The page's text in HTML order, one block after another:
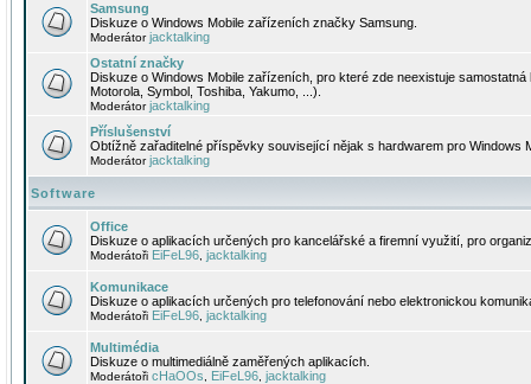
Samsung
Diskuze o Windows Mobile zařízeních značky Samsung.
Moderátorjacktalking
Ostatní značky
Diskuze o Windows Mobile zařízeních, pro které zde neexistuje
Motorola, Symbol, Toshiba, Yakumo, ...).
Moderátorjacktalking
Příslušenství
Obtížně zařaditelné příspěvky související nějak s hardwarem pro Windows
Moderátorjacktalking
Software
Office
Diskuze o aplikacích určených pro kancelářské a firemní využití, pro
Moderátoři EiFeL96 jacktalking
Komunikace
Diskuze o aplikacích určených pro telefonování nebo elektronickou
Moderátoři EiFeL96 jacktalking
Multimédia
Diskuze o multimediálně zaměřených aplikacích.
Moderátoři cHaOOs EiFeL96 jacktalking